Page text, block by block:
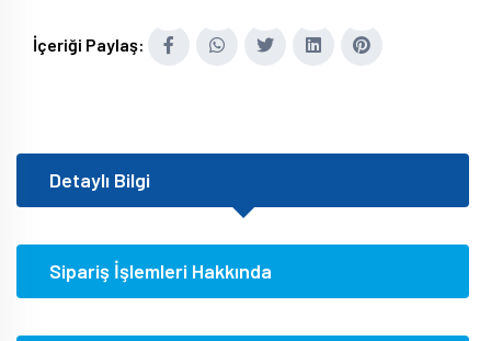
İçeriği Paylaş:
Detaylı Bilgi
Sipariş İşlemleri Hakkında